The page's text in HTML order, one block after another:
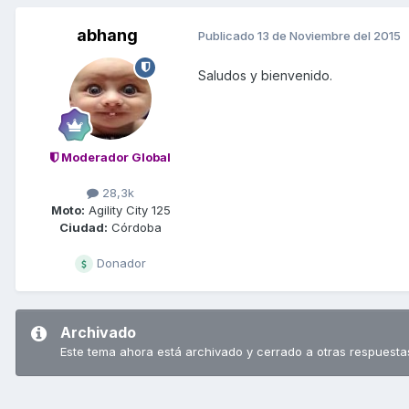
abhang
Moderador Global
28,3k
Moto: Agility City 125
Ciudad: Córdoba
Donador
Publicado 13 de Noviembre del 2015
Saludos y bienvenido.
Archivado
Este tema ahora está archivado y cerrado a otras